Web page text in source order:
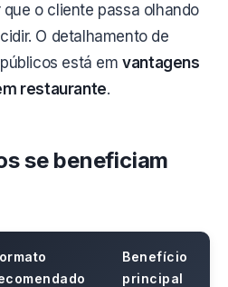
o cliente passa olhando
O detalhamento de
está emvantagens
restaurante.
se beneficiam
Benefício
principal